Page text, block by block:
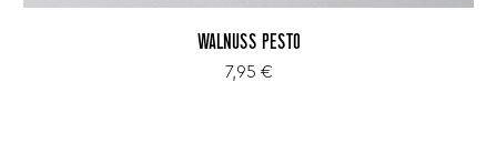
WALNUSS PESTO
7,95 €